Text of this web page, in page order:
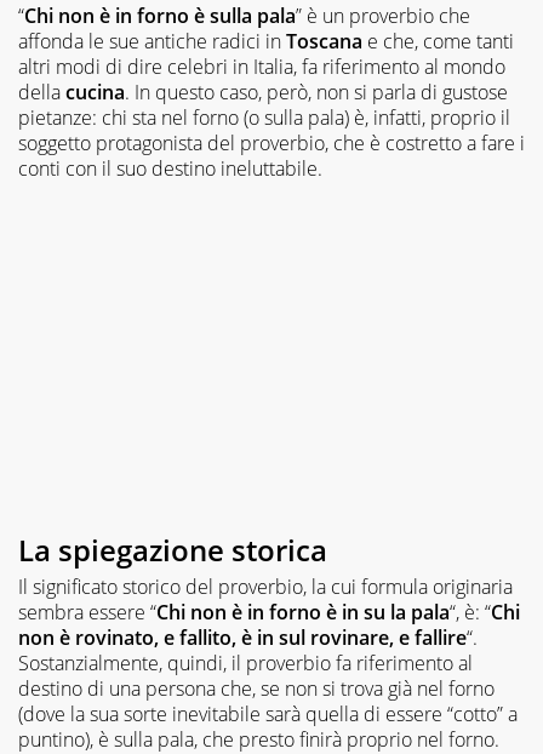
“Chi non è in forno è sulla pala” è un proverbio che
affonda le sue antiche radici inToscana e che, come tanti
altri modi di dire celebri in Italia, fa riferimento al mondo
dellacucina. In questo caso, però, non si parla di gustose
pietanze: chi sta nel forno (o sulla pala) è, infatti, proprio il
soggetto protagonista del proverbio, che è costretto a fare i
conti con il suo destino ineluttabile.
La spiegazione storica
Il significato storico del proverbio, la cui formula originaria
sembra essere “Chi non è in forno è in su la pala“, è: “Chi
non è rovinato, e fallito, è in sul rovinare, e fallire“.
Sostanzialmente, quindi, il proverbio fa riferimento al
destino di una persona che, se non si trova già nel forno
(dove la sua sorte inevitabile sarà quella di essere “cotto” a
puntino), è sulla pala, che presto finirà proprio nel forno.